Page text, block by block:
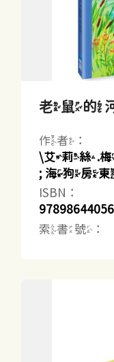
老鼠的
作者：
\艾莉絲.梅
; 海狗房
ISBN：
索書號：